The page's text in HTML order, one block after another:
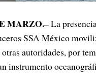
MARZO.– La
SSA México
autoridades, por
instrumento